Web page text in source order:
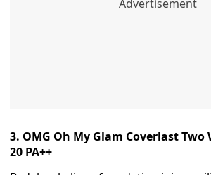
3. OMG Oh My Glam Coverlast Two
20 PA++